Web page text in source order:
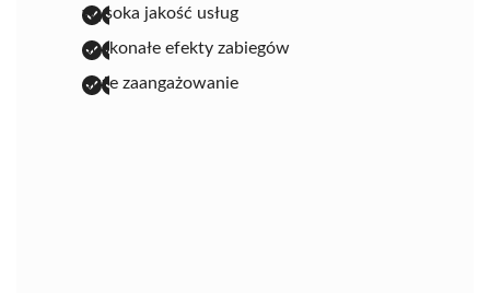
wysoka jakość usług
doskonałe efekty zabiegów
duże zaangażowanie